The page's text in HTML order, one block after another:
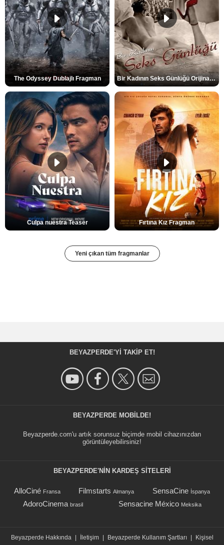
The Odyssey Dublajlı Fragman Bir Kadının Seks Günlüğü Orijinal Fragman
Culpa nuestra Teaser Fırtına Kız Fragman
Yeni çıkan tüm fragmanlar
BEYAZPERDE'YI TAKIP ET!
BEYAZPERDE MOBILDE!
Beyazperde.com'u artık sorunsuz biçimde mobil cihazınızdan
görüntüleyebilirsiniz!
BEYAZPERDE'NIN KARDEŞ SİTELERİ
AlloCiné Fransa Filmstarts Almanya SensaCine İspanya
AdoroCinema brasil Sensacine México Meksika
Beyazperde Hakkında | İletişim | Beyazperde Kullanım Şartları |
Kişisel